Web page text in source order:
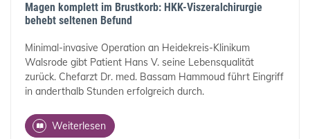
Magen komplett im Brustkorb: HKK-Viszeralchirurgie
behebt seltenen Befund
Minimal-invasive Operation an Heidekreis-Klinikum
Walsrode gibt Patient Hans V. seine Lebensqualität
zurück. Chefarzt Dr. med. Bassam Hammoud führt Eingriff
in anderthalb Stunden erfolgreich durch.
Weiterlesen